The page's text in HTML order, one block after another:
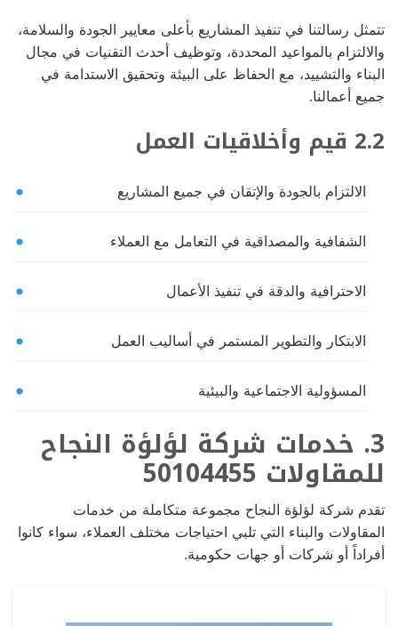
تتمثل رسالتنا في تنفيذ المشاريع بأعلى معايير الجودة والسلامة،
والالتزام بالمواعيد المحددة، وتوظيف أحدث التقنيات في مجال
البناء والتشييد، مع الحفاظ على البيئة وتحقيق الاستدامة في
جميع أعمالنا.
2.2 قيم وأخلاقيات العمل
الالتزام بالجودة والإتقان في جميع المشاريع
الشفافية والمصداقية في التعامل مع العملاء
الاحترافية والدقة في تنفيذ الأعمال
الابتكار والتطوير المستمر في أساليب العمل
المسؤولية الاجتماعية والبيئية
3. خدمات شركة لؤلؤة النجاح
للمقاولات 50104455
تقدم شركة لؤلؤة النجاح مجموعة متكاملة من خدمات
المقاولات والبناء التي تلبي احتياجات مختلف العملاء، سواء كانوا
أفراداً أو شركات أو جهات حكومية.